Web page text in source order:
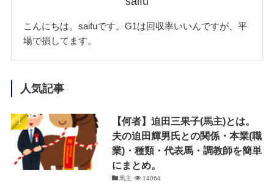
こんにちは。saifuです。G1は回収率いいんですが、平
場で損してます。
人気記事
【何者】迫田三果子(馬主)とは。
夫の迫田輝男氏との関係・本業(職
業)・種類・代表馬・調教師を簡単
にまとめ。
馬主 14064